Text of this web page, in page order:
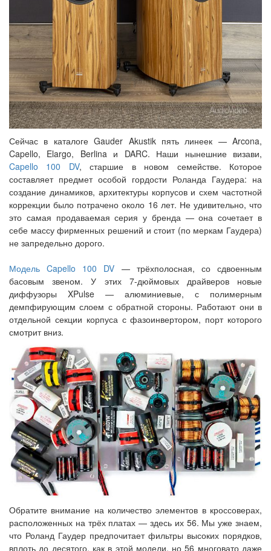
Сейчас в каталоге Gauder Akustik пять линеек — Arcona,
Capello, Elargo, Berlina и DARC. Наши нынешние визави,
Capello 100 DV, старшие в новом семействе. Которое
составляет предмет особой гордости Роланда Гаудера: на
создание динамиков, архитектуры корпусов и схем частотной
коррекции было потрачено около 16 лет. Не удивительно, что
это самая продаваемая серия у бренда — она сочетает в
себе массу фирменных решений и стоит (по меркам Гаудера)
не запредельно дорого.
Модель Capello 100 DV — трёхполосная, со сдвоенным
басовым звеном. У этих 7-дюймовых драйверов новые
диффузоры XPulse — алюминиевые, с полимерным
демпфирующим слоем с обратной стороны. Работают они в
отдельной секции корпуса с фазоинвертором, порт которого
смотрит вниз.
Обратите внимание на количество элементов в кроссоверах,
расположенных на трёх платах — здесь их 56. Мы уже знаем,
что Роланд Гаудер предпочитает фильтры высоких порядков,
вплоть до десятого, как в этой модели, но 56 многовато даже